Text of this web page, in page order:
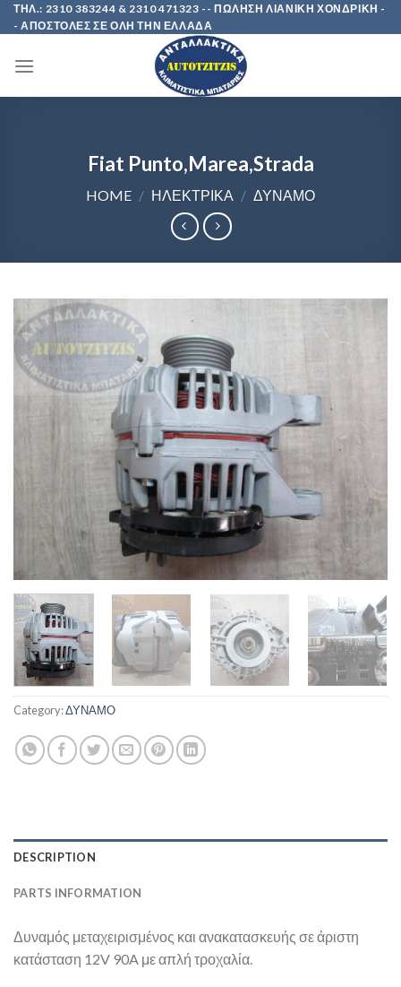
Skip
to
ΤΗΛ.: 2310 383244 & 2310 471323 -- ΠΩΛΗΣΗ ΛΙΑΝΙΚΗ ΧΟΝΔΡΙΚΗ -
- ΑΠΟΣΤΟΛΕΣ ΣΕ ΟΛΗ ΤΗΝ ΕΛΛΑΔΑ
Fiat Punto,Marea,Strada
HOME / ΗΛΕΚΤΡΙΚΑ / ΔΥΝΑΜΟ
Category:ΔΥΝΑΜΟ
DESCRIPTION
PARTS INFORMATION
Δυναμός μεταχειρισμένος και ανακατασκευής σε άριστη
κατάσταση 12V 90A με απλή τροχαλία.